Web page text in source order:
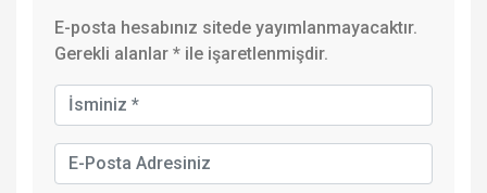
E-posta hesabınız sitede yayımlanmayacaktır.
Gerekli alanlar * ile işaretlenmişdir.